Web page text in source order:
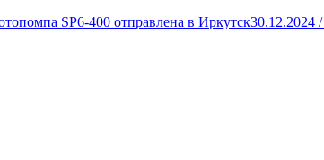
SP6-400 отправлена в Иркутск30.12.2024 /